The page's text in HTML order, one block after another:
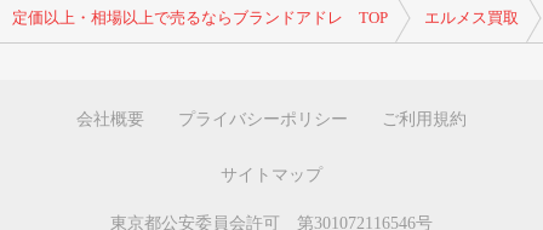
定価以上・相場以上で売るならブランドアドレ TOP エルメス買取
会社概要 プライバシーポリシー ご利用規約
サイトマップ
東京都公安委員会許可 第301072116546号